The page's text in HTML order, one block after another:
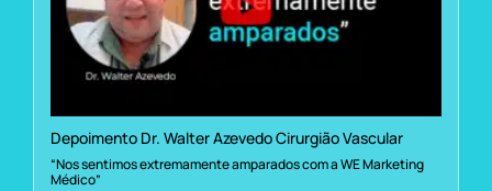
Depoimento Dr. Walter Azevedo Cirurgião Vascular
“Nos sentimos extremamente amparados com a WE Marketing
Médico”